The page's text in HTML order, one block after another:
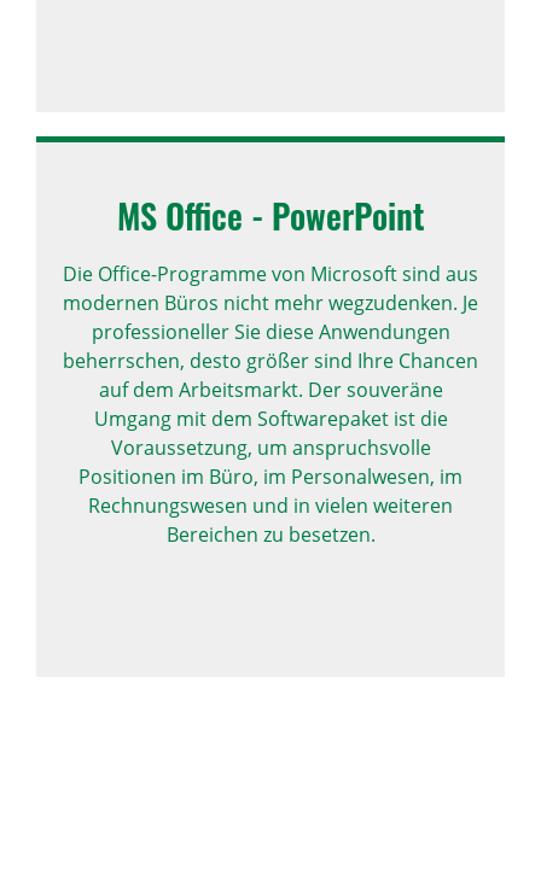
MS Office - Power­Point
Die Office-Programme von Microsoft sind aus
modernen Büros nicht mehr wegzudenken. Je
professioneller Sie diese Anwendungen
beherrschen, desto größer sind Ihre Chancen
auf dem Arbeitsmarkt. Der souveräne
Umgang mit dem Softwarepaket ist die
Voraussetzung, um anspruchsvolle
Positionen im Büro, im Personalwesen, im
Rechnungswesen und in vielen weiteren
Bereichen zu besetzen.